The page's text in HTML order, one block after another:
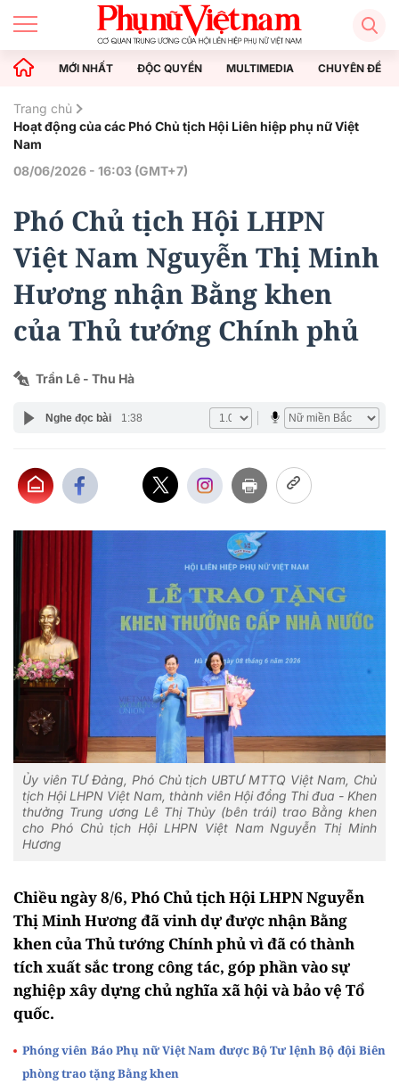
MỚI NHẤT ĐỘC QUYỀN MULTIMEDIA CHUYÊN ĐỀ
Trang chủ
Hoạt động của các Phó Chủ tịch Hội Liên hiệp phụ nữ Việt
Nam
08/06/2026 - 16:03 (GMT+7)
Phó Chủ tịch Hội LHPN
Việt Nam Nguyễn Thị Minh
Hương nhận Bằng khen
của Thủ tướng Chính phủ
Trần Lê - Thu Hà
Nghe đọc bài 1:38
Ủy viên TƯ Đảng, Phó Chủ tịch UBTƯ MTTQ Việt Nam, Chủ
tịch Hội LHPN Việt Nam, thành viên Hội đồng Thi đua - Khen
thưởng Trung ương Lê Thị Thủy (bên trái) trao Bằng khen
cho Phó Chủ tịch Hội LHPN Việt Nam Nguyễn Thị Minh
Hương
Chiều ngày 8/6, Phó Chủ tịch Hội LHPN Nguyễn
Thị Minh Hương đã vinh dự được nhận Bằng
khen của Thủ tướng Chính phủ vì đã có thành
tích xuất sắc trong công tác, góp phần vào sự
nghiệp xây dựng chủ nghĩa xã hội và bảo vệ Tổ
quốc.
Phóng viên Báo Phụ nữ Việt Nam được Bộ Tư lệnh Bộ đội Biên
phòng trao tặng Bằng khen